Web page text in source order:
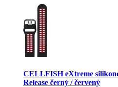
CELLFISH eXtreme
Release černý / červený